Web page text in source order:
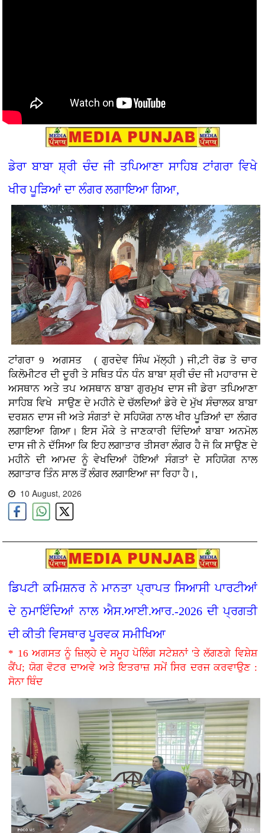
ਡੇਰਾ ਬਾਬਾ ਸ਼੍ਰੀ ਚੰਦ ਜੀ ਤਪਿਆਣਾ ਸਾਹਿਬ ਟਾਂਗਰਾ ਵਿਖੇ
ਖੀਰ ਪੂੜਿਆਂ ਦਾ ਲੰਗਰ ਲਗਾਇਆ ਗਿਆ,
ਟਾਂਗਰਾ 9 ਅਗਸਤ ( ਗੁਰਦੇਵ ਸਿੰਘ ਮੱਲ੍ਹੀ )ਜੀ,ਟੀ ਰੋਡ ਤੋ ਚਾਰ
ਕਿਲੋਮੀਟਰ ਦੀ ਦੂਰੀ ਤੇ ਸਥਿਤ ਧੰਨ ਧੰਨ ਬਾਬਾ ਸ਼੍ਰੀ ਚੰਦ ਜੀ ਮਹਾਰਾਜ ਦੇ
ਅਸਥਾਨ ਅਤੇ ਤਪ ਅਸਥਾਨ ਬਾਬਾ ਗੁਰਮੁਖ ਦਾਸ ਜੀ ਡੇਰਾ ਤਪਿਆਣਾ
ਸਾਹਿਬ ਵਿਖੇ ਸਾਉਣ ਦੇ ਮਹੀਨੇ ਦੇ ਚੱਲਦਿਆਂ ਡੇਰੇ ਦੇ ਮੁੱਖ ਸੰਚਾਲਕ ਬਾਬਾ
ਦਰਸ਼ਨ ਦਾਸ ਜੀ ਅਤੇ ਸੰਗਤਾਂ ਦੇ ਸਹਿਯੋਗ ਨਾਲ ਖੀਰ ਪੂੜਿਆਂ ਦਾ ਲੰਗਰ
ਲਗਾਇਆ ਗਿਆ। ਇਸ ਮੌਕੇ ਤੇ ਜਾਣਕਾਰੀ ਦਿੰਦਿਆਂ ਬਾਬਾ ਅਨਮੋਲ
ਦਾਸ ਜੀ ਨੇ ਦੱਸਿਆ ਕਿ ਇਹ ਲਗਾਤਾਰ ਤੀਸਰਾ ਲੰਗਰ ਹੈ ਜੋ ਕਿ ਸਾਉਣ ਦੇ
ਮਹੀਨੇ ਦੀ ਆਮਦ ਨੂੰ ਵੇਖਦਿਆਂ ਹੋਇਆਂ ਸੰਗਤਾਂ ਦੇ ਸਹਿਯੋਗ ਨਾਲ
ਲਗਾਤਾਰ ਤਿੰਨ ਸਾਲ ਤੋਂ ਲੰਗਰ ਲਗਾਇਆ ਜਾ ਰਿਹਾ ਹੈ।,
10 August, 2026
ਡਿਪਟੀ ਕਮਿਸ਼ਨਰ ਨੇ ਮਾਨਤਾ ਪ੍ਰਾਪਤ ਸਿਆਸੀ ਪਾਰਟੀਆਂ
ਦੇ ਨੁਮਾਇੰਦਿਆਂ ਨਾਲ ਐਸ.ਆਈ.ਆਰ.-2026 ਦੀ ਪ੍ਰਗਤੀ
ਦੀ ਕੀਤੀ ਵਿਸਥਾਰ ਪੂਰਵਕ ਸਮੀਖਿਆ
* 16 ਅਗਸਤ ਨੂੰ ਜ਼ਿਲ੍ਹੇ ਦੇ ਸਮੂਹ ਪੋਲਿੰਗ ਸਟੇਸ਼ਨਾਂ 'ਤੇ ਲੱਗਣਗੇ ਵਿਸ਼ੇਸ਼
ਕੈਂਪ; ਯੋਗ ਵੋਟਰ ਦਾਅਵੇ ਅਤੇ ਇਤਰਾਜ਼ ਸਮੇਂ ਸਿਰ ਦਰਜ ਕਰਵਾਉਣ :
ਸੋਨਾ ਥਿੰਦ